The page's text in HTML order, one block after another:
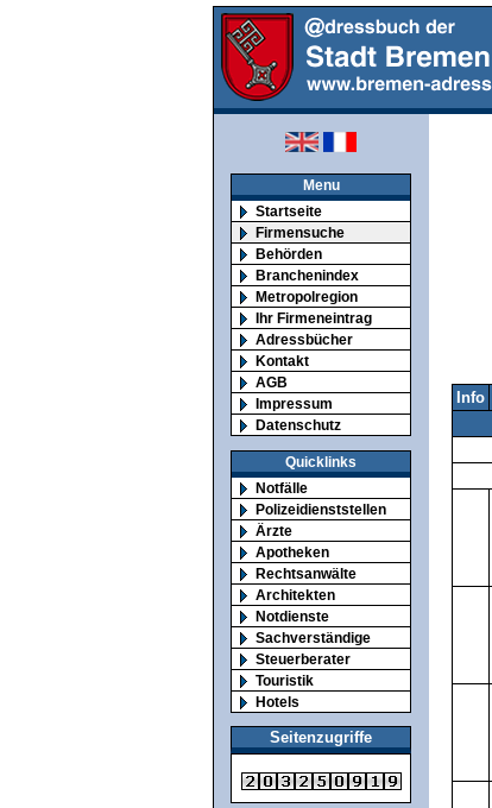
Menu
Startseite
Firmensuche
Behörden
Branchenindex
Metropolregion
Ihr Firmeneintrag
Adressbücher
Kontakt
AGB
Impressum
Datenschutz
Quicklinks
Notfälle
Polizeidienststellen
Ärzte
Apotheken
Rechtsanwälte
Architekten
Notdienste
Sachverständige
Steuerberater
Touristik
Hotels
Seitenzugriffe
Info